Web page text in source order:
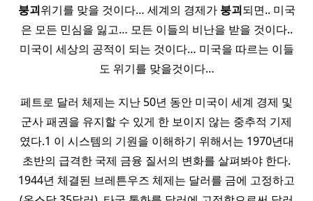
붕괴위기를 맞을 것이다… 세계의 경제가 붕괴되면.. 미국
은 모든 민심을 잃고… 모든 이들의 비난을 받을 것이다..
미국이 세상의 공적이 되는 것이다… 미국을 따르는 이들
도 위기를 맞을것이다…
페트로 달러 체제는 지난 50년 동안 미국이 세계 경제 및
군사 패권을 유지할 수 있게 한 보이지 않는 중추적 기제
였다.1 이 시스템의 기원을 이해하기 위해서는 1970년대
초반의 급격한 국제 금융 질서의 변화를 살펴봐야 한다.
1944년 체결된 브레튼우즈 체제는 달러를 금에 고정하고